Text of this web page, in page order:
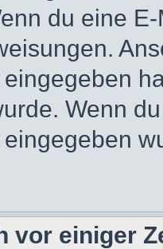
du eine
Wenn
vor einiger